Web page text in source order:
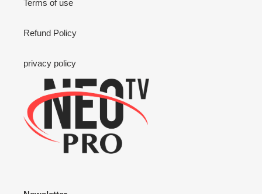
Terms of use
Refund Policy
privacy policy